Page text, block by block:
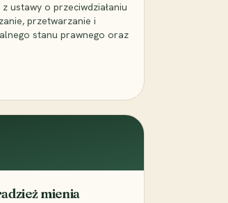
ustawy o przeciwdziałaniu
przetwarzanie i
stanu prawnego oraz
mienia